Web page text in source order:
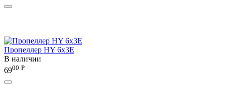
Пропеллер HY 6x3E
В наличии
6900 Р